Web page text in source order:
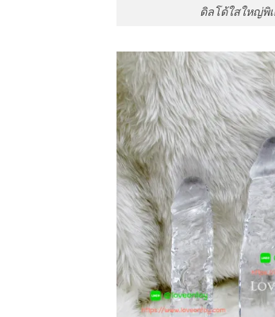
ดิลโด้ใสใหญ่พิ